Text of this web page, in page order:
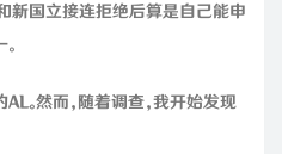
新国立接连拒绝后算是自己能申
。然而，随着调查，我开始发现